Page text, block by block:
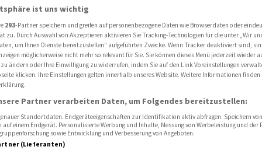
2026 -
ist uns wichtig
293-Partner speichern und greifen auf personenbezogene Daten wie Browserdaten oder
zu. Durch Auswahl von Akzeptieren aktivieren Sie Tracking-Technologien für die unter „Wir
um Ihnen Dienste bereitzustellen“ aufgeführten Zwecke. Wenn Tracker deaktiviert sind,
möglicherweise nicht mehr so relevant für Sie. Sie können dieses Menü jederzeit wieder
ändern oder Ihre Einwilligung zu widerrufen, indem Sie auf den Link Voreinstellungen
klicken. Ihre Einstellungen gelten innerhalb unseres Website. Weitere Informationen finden
Partner verarbeiten Daten, um Folgendes bereitzustellen:
Standortdaten. Endgeräteeigenschaften zur Identifikation aktiv abfragen. Speichern
einem Endgerät. Personalisierte Werbung und Inhalte, Messung von Werbeleistung und der
sowie Entwicklung und Verbesserung von Angeboten.
(Lieferanten)